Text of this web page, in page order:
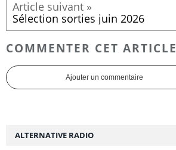
Sélection sorties juin 2026
COMMENTER CET ARTICLE
Ajouter un commentaire
ALTERNATIVE RADIO